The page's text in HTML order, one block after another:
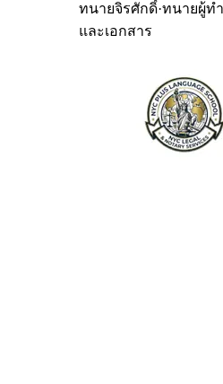
ทนายจิรศักดิ์·ทนายผู้ท
และเอกสาร